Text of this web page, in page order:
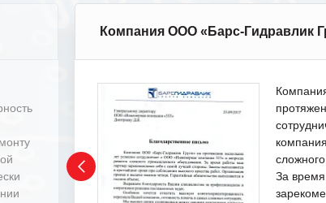
Компания ООО «Барс-Гидравлик
За